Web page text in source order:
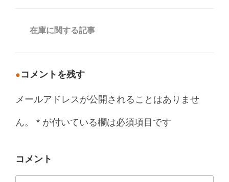
カ
在庫に関する記事
コメントを残す
メールアドレスが公開されることはありませ
ん。 * が付いている欄は必須項目です
コメント